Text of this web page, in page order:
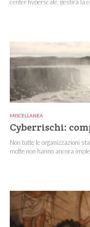
center hyperscale, gestirà la
MISCELLANEA
Cyberrischi:
Non tutte le organizzazioni
molte non hanno ancora